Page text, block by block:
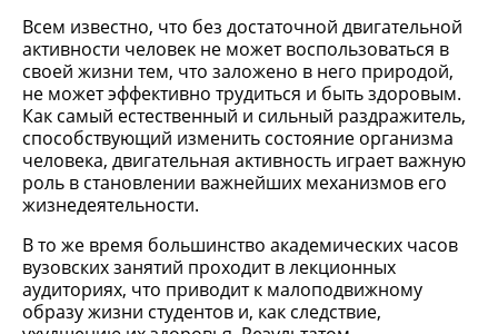
Всем известно, что без достаточной двигательной
активности человек не может воспользоваться в
своей жизни тем, что заложено в него природой,
не может эффективно трудиться и быть здоровым.
Как самый естественный и сильный раздражитель,
способствующий изменить состояние организма
человека, двигательная активность играет важную
роль в становлении важнейших механизмов его
жизнедеятельности.
В то же время большинство академических часов
вузовских занятий проходит в лекционных
аудиториях, что приводит к малоподвижному
образу жизни студентов и, как следствие,